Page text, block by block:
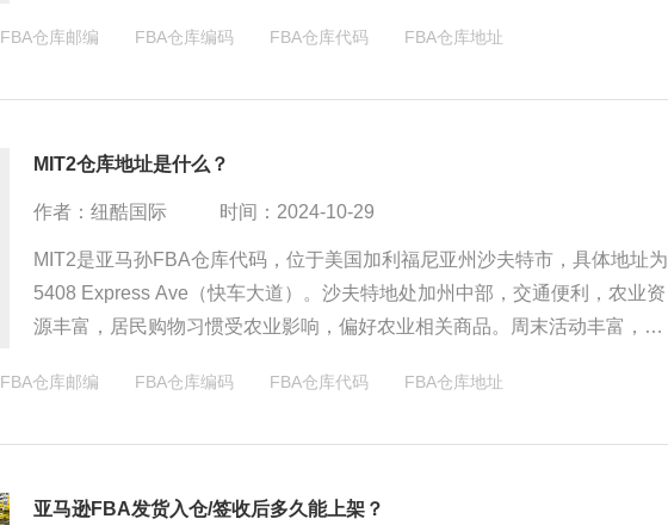
艾市的普及程度可能较高，为当地居民提供了更多的购物选择和便利。
FBA仓库邮编 FBA仓库编码 FBA仓库代码 FBA仓库地址
MIT2仓库地址是什么？
作者：纽酷国际 时间：2024-10-29
MIT2是亚马孙FBA仓库代码，位于美国加利福尼亚州沙夫特市，具体地址为
5408 Express Ave（快车大道）。沙夫特地处加州中部，交通便利，农业资
源丰富，居民购物习惯受农业影响，偏好农业相关商品。周末活动丰富，包
FBA仓库邮编 FBA仓库编码 FBA仓库代码 FBA仓库地址
亚马逊FBA发货入仓/签收后多久能上架？